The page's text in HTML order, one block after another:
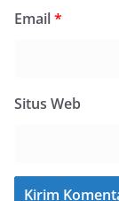
Email*
Situs Web